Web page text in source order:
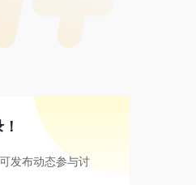
发布动态参与讨